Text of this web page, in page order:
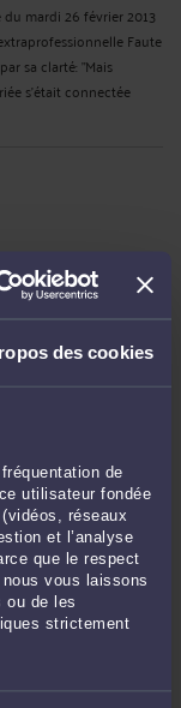
des cookies
de
utilisateur fondée
réseaux
et l’analyse
que le respect
vous laissons
ou de les
strictement
mardi 26 février 2013
Faute
sa clarté: "Mais
s'était connectée
n'a pas de prix, nous
valeur, la vie
de nuit ) Le
lundi 4 février dans
>